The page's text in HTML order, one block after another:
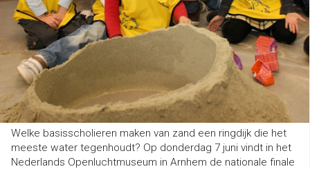
Welke basisscholieren maken van zand een ringdijk die het
meeste water tegenhoudt? Op donderdag 7 juni vindt in het
Nederlands Openluchtmuseum in Arnhem de nationale finale